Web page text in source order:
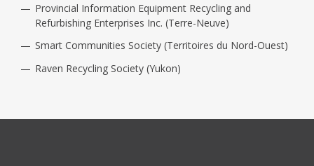
Provincial Information Equipment Recycling and
Refurbishing Enterprises Inc. (Terre-Neuve)
Smart Communities Society (Territoires du Nord-Ouest)
Raven Recycling Society (Yukon)